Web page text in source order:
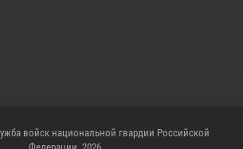
войск национальной гвардии Российской